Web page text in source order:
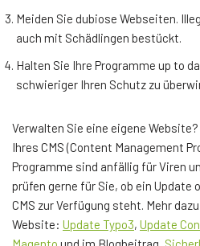
Meiden Sie dubiose Webseiten.
auch mit Schädlingen bestückt.
Halten Sie Ihre Programme up to
schwieriger Ihren Schutz zu
Verwalten Sie eine eigene
Ihres CMS (Content Management
Programme sind anfällig für Viren
prüfen gerne für Sie, ob ein Update
CMS zur Verfügung steht. Mehr
Website: Update Typo3, Update